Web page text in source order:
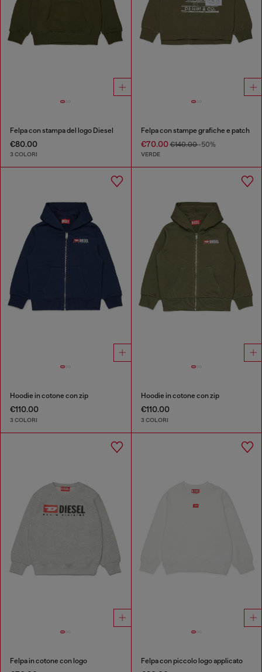
Felpa con stampa del logo Diesel
€80.00
3 COLORI
Felpa con stampe grafiche e patch
€70.00€140.00-50%
VERDE
Hoodie in cotone con zip
€110.00
3 COLORI
Hoodie in cotone con zip
€110.00
3 COLORI
Felpa in cotone con logo Felpa con piccolo logo applicato